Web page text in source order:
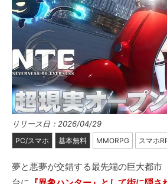
リリース日：2026/04/29
PC/スマホ 基本無料 MMORPG スマホ
夢と悪夢が交錯する最先端の巨大都市